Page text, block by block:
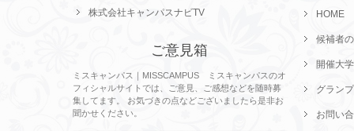
株式会社キャンパスナビTV
ご意見箱
ミスキャンパス｜MISSCAMPUS ミスキャンパスのオ
フィシャルサイトでは、ご意見、ご感想などを随時募
集してます。 お気づきの点などございましたら是非お
聞かせください。
HOME
候補者
開催大
グラン
お問い